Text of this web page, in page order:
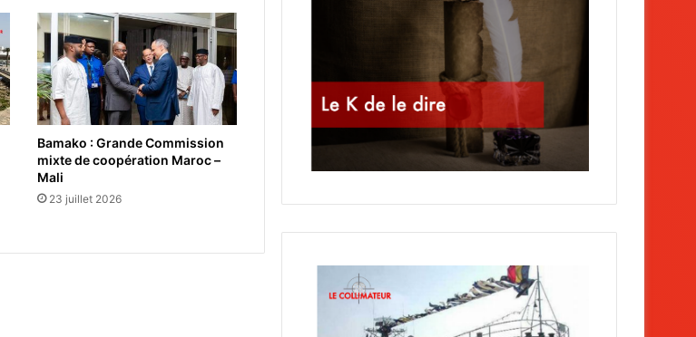
Bamako : Grande Commission
mixte de coopération Maroc –
Mali
23 juillet 2026